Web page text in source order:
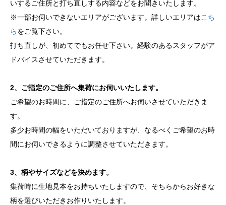
いするご住所と打ち直しする内容などをお聞きいたします。
※一部お伺いできないエリアがございます。詳しいエリアはこち
らをご覧下さい。
打ち直しが、初めてでもお任せ下さい。経験のあるスタッフがア
ドバイスさせていただきます。
2、ご指定のご住所へ集荷にお伺いいたします。
ご希望のお時間に、ご指定のご住所へお伺いさせていただきま
す。
多少お時間の幅をいただいておりますが、なるべくご希望のお時
間にお伺いできるように調整させていただきます。
3、柄やサイズなどを決めます。
集荷時に生地見本をお持ちいたしますので、そちらからお好きな
柄を選びいただきお作りいたします。